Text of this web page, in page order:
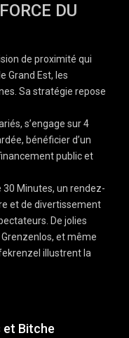
DU
de proximité qui
Grand Est, les
Sa stratégie repose
s’engage sur 4
bénéficier d’un
public et
30 Minutes, un rendez-
et de divertissement
De jolies
et même
illustrent la
et Bitche